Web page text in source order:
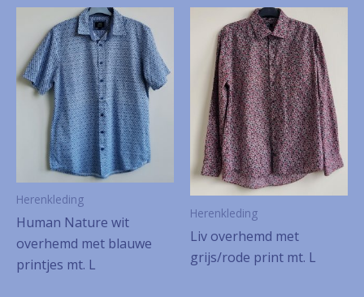
Herenkleding
Human Nature wit
overhemd met blauwe
printjes mt. L
Herenkleding
Liv overhemd met
grijs/rode print mt. L